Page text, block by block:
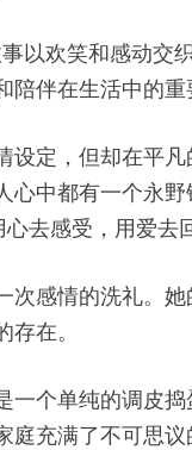
以欢笑和感动
伴在生活中的重
定，但却在平
中都有一个永
去感受，用爱去
感情的洗礼。
在。
个单纯的调皮
充满了不可思议